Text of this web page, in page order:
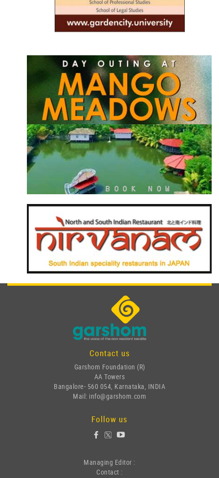
Contact us
Garshom Foundation (R)
AA Towers
Bangalore- 560 054, Karnataka, INDIA
Mail: info@garshom.com
Follow us
Managing Editor :
Contact :